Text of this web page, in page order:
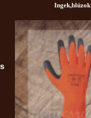
Ingek,blúzok